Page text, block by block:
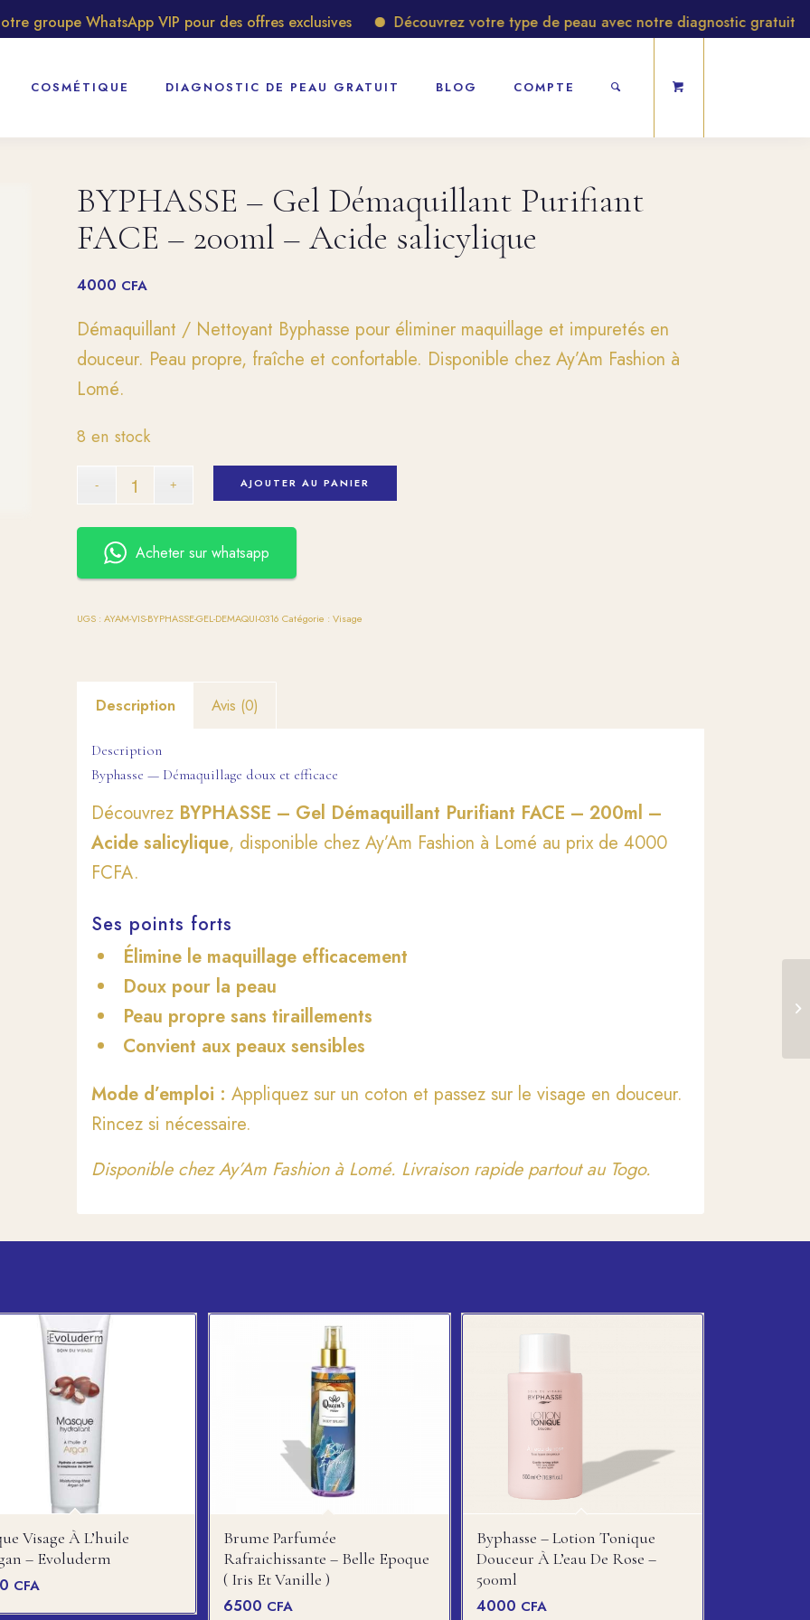
groupe WhatsApp VIP pour des offres exclusives Découvrez votre type de peau avec notre diagnostic gratuit
COSMÉTIQUE DIAGNOSTIC DE PEAU GRATUIT BLOG COMPTE
BYPHASSE – Gel Démaquillant Purifiant
FACE – 200ml – Acide salicylique
4000 CFA
Démaquillant / Nettoyant Byphasse pour éliminer maquillage et impuretés en
douceur. Peau propre, fraîche et confortable. Disponible chez Ay’Am Fashion à
Lomé.
8 en stock
AJOUTER AU PANIER
Acheter sur whatsapp
UGS :AYAM-VIS-BYPHASSE-GEL-DEMAQUI-0316 Catégorie :Visage
Description Avis (0)
Description
Byphasse — Démaquillage doux et efficace
Découvrez BYPHASSE – Gel Démaquillant Purifiant FACE – 200ml –
Acide salicylique, disponible chez Ay’Am Fashion à Lomé au prix de 4000
FCFA.
Ses points forts
Élimine le maquillage efficacement
Doux pour la peau
Peau propre sans tiraillements
Convient aux peaux sensibles
Mode d’emploi : Appliquez sur un coton et passez sur le visage en douceur.
Rincez si nécessaire.
Disponible chez Ay’Am Fashion à Lomé. Livraison rapide partout au Togo.
Visage À L’huile
– Evoluderm
CFA
Brume Parfumée
Rafraichissante – Belle Epoque
( Iris Et Vanille )
6500 CFA
Byphasse – Lotion Tonique
Douceur À L’eau De Rose –
500ml
4000 CFA